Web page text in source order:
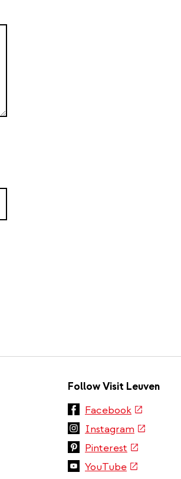
Follow Visit Leuven
Facebook(link
external)
Instagram (link
is
Pinterest (link
is
YouTube(link